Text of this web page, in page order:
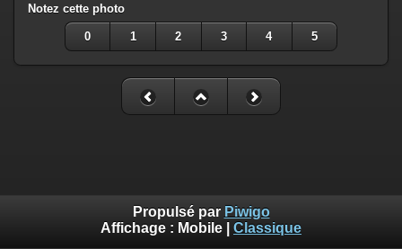
Notez cette photo
0 1 2 3 4 5
Propulsé par Piwigo
Affichage : Mobile Classique